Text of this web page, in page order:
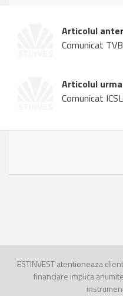
Articolul
Comunicat
Articolul
Comunicat
ESTINVEST atentioneaza
financiare implica